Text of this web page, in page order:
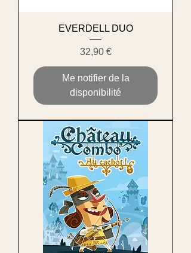
EVERDELL DUO
Prix
32,90 €
Me notifier de la
disponibilité